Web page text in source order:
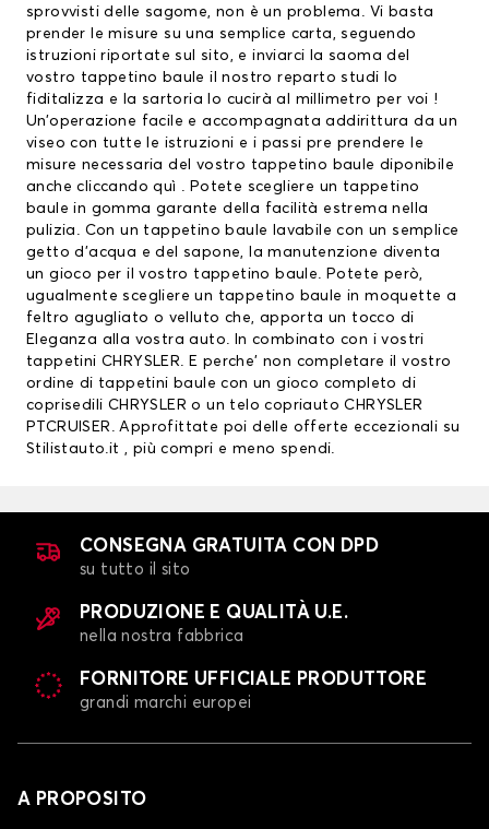
sprovvisti delle sagome, non è un problema. Vi basta
prender le misure su una semplice carta, seguendo
istruzioni riportate sul sito, e inviarci la saoma del
vostro tappetino baule il nostro reparto studi lo
fiditalizza e la sartoria lo cucirà al millimetro per voi !
Un’operazione facile e accompagnata addirittura da un
viseo con tutte le istruzioni e i passi pre prendere le
misure necessaria del vostro tappetino baule diponibile
anchecliccando quì . Potete scegliere un tappetino
baule in gomma garante della facilità estrema nella
pulizia. Con un tappetino baule lavabile con un semplice
getto d’acqua e del sapone, la manutenzione diventa
un gioco per il vostro tappetino baule. Potete però,
ugualmente scegliere un tappetino baule in moquette a
feltro agugliato o velluto che, apporta un tocco di
Eleganza alla vostra auto. In combinato con i vostri
tappetini CHRYSLER. E perche’ non completare il vostro
ordine di tappetini baule con un gioco completo di
coprisedili CHRYSLER o un telo copriauto CHRYSLER
PTCRUISER. Approfittate poi delle offerte eccezionali su
Stilistauto.it , più compri e meno spendi.
CONSEGNA GRATUITA CON DPD
su tutto il sito
PRODUZIONE E QUALITÀ U.E.
nella nostra fabbrica
FORNITORE UFFICIALE PRODUTTORE
grandi marchi europei
A PROPOSITO